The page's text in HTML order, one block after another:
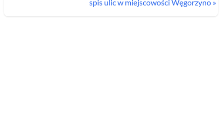
spis ulic w miejscowości Węgorzyno »